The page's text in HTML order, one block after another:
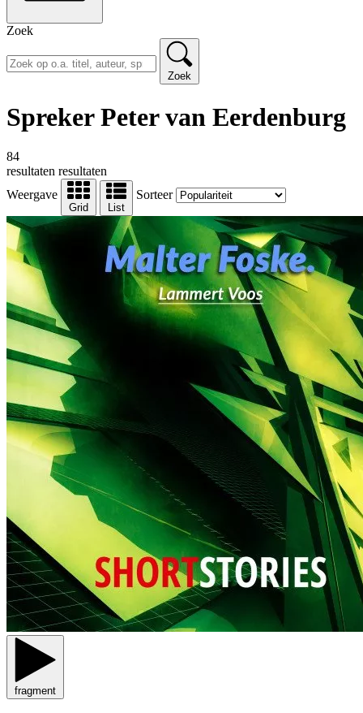
Zoek
Zoek
Spreker Peter van Eerdenburg
84
resultaten resultaten
Weergave
Grid List
Sorteer
fragment